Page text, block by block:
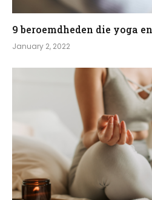
9 beroemdheden die yoga
January 2, 2022